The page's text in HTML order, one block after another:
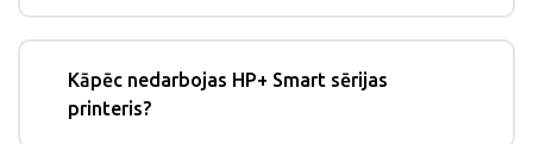
Kāpēc nedarbojas HP+ Smart sērijas
printeris?